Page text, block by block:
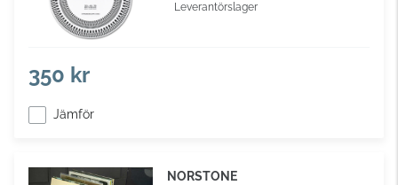
Leverantörslager
350 kr
Jämför
NORSTONE